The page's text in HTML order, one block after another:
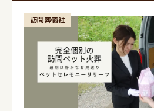
訪問葬儀社